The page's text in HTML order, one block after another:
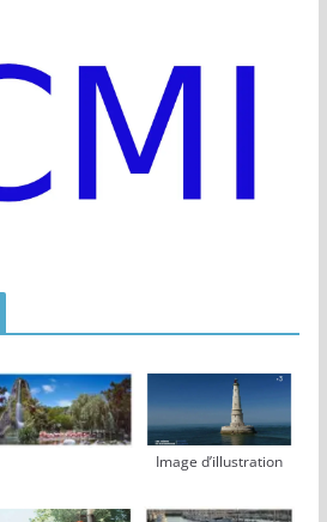
Image d’illustration